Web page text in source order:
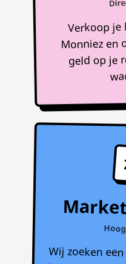
Verkoop je
Monniez en
geld op je
Wij zoeken
kan 1 tot 7